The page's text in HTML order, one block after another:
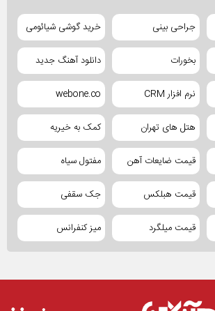
جراحی بینی خرید گوشی شیائومی
بخورات دانلود آهنگ جدید
نرم افزار CRM webone.co
هتل های تهران کمک به خیریه
قیمت ضایعات آهن مفتول سیاه
قیمت هبلکس جک سقفی
قیمت میلگرد میز کنفرانس